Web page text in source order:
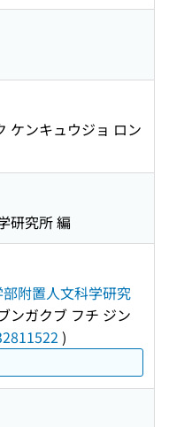
ケンキュウジョ ロン
研究所 編
附置人文科学研究
ンガクブ フチ ジン
)